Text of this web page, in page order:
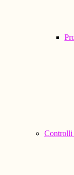
Controlli